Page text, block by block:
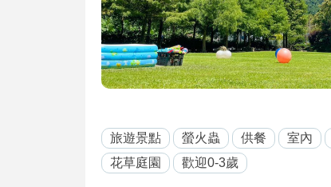
旅遊景點 螢火蟲 供餐 室內
花草庭園
歡迎0-3歲